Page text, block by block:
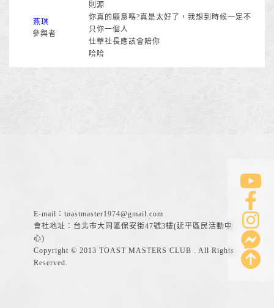
燕琪
參與者
則源
你真的願意嗎?真是太好了，我想到時候一定不
只你一個人
仕華社長應該會陪你
哈哈
E-mail： toastmaster1974@gmail.com
會社地址：台北市大同區保安街47號3樓(延平區民活動中
心)
Copyright © 2013 TOAST MASTERS CLUB . All Rights
Reserved.